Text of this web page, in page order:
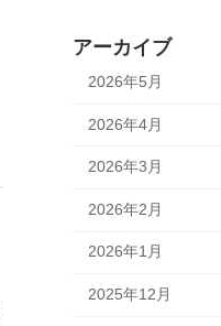
アーカイブ
2026年5月
2026年4月
2026年3月
2026年2月
2026年1月
2025年12月